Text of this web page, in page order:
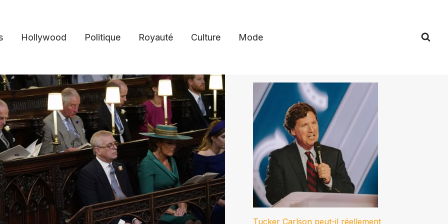
Hollywood Politique Royauté Culture Mode
Tucker Carlson peut-il réellement